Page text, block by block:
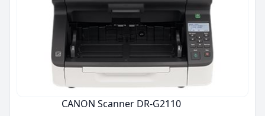
CANON Scanner DR-G2110